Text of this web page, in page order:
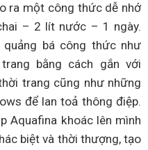
ra một công thức dễ nhớ
– 2 lít nước – 1 ngày.
bá công thức như
bằng cách gắn với
trang cũng như những
để lan toả thông điệp.
Aquafina khoác lên mình
biệt và thời thượng, tạo